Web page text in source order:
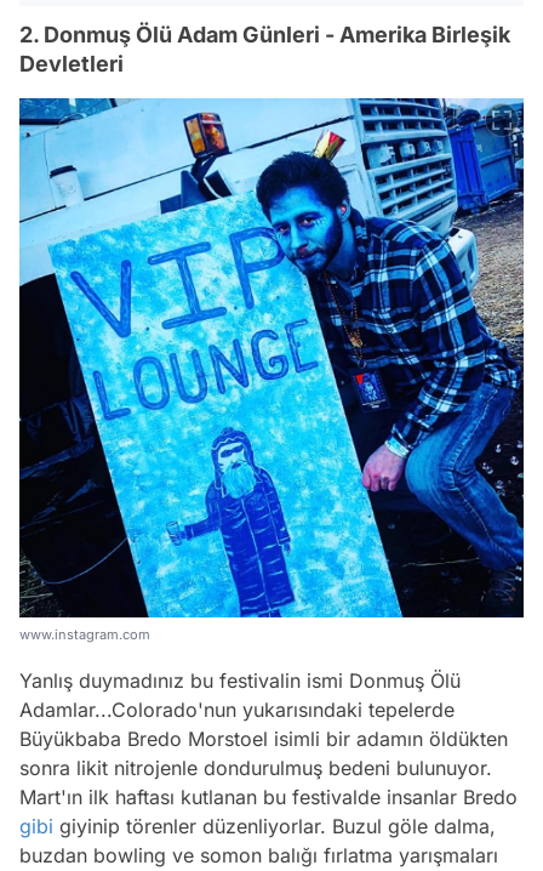
2. Donmuş Ölü Adam Günleri - Amerika Birleşik
Devletleri
www.instagram.com
Yanlış duymadınız bu festivalin ismi Donmuş Ölü
Adamlar...Colorado'nun yukarısındaki tepelerde
Büyükbaba Bredo Morstoel isimli bir adamın öldükten
sonra likit nitrojenle dondurulmuş bedeni bulunuyor.
Mart'ın ilk haftası kutlanan bu festivalde insanlar Bredo
gibi giyinip törenler düzenliyorlar. Buzul göle dalma,
buzdan bowling ve somon balığı fırlatma yarışmaları